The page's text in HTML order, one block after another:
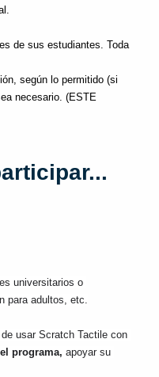
de sus estudiantes. Toda
según lo permitido (si
necesario. (ESTE
universitarios o
para adultos, etc.
usar Scratch Tactile con
programa, apoyar su